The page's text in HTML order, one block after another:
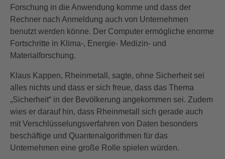
Forschung in die Anwendung komme und dass der
Rechner nach Anmeldung auch von Unternehmen
benutzt werden könne. Der Computer ermögliche enorme
Fortschritte in Klima-, Energie- Medizin- und
Materialforschung.
Klaus Kappen, Rheinmetall, sagte, ohne Sicherheit sei
alles nichts und dass er sich freue, dass das Thema
„Sicherheit“ in der Bevölkerung angekommen sei. Zudem
wies er darauf hin, dass Rheinmetall sich gerade auch
mit Verschlüsselungsverfahren von Daten besonders
beschäftige und Quantenalgorithmen für das
Unternehmen eine große Rolle spielen würden.